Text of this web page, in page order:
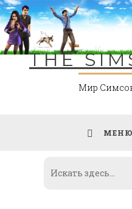
Skip
to
content
THE
Мир